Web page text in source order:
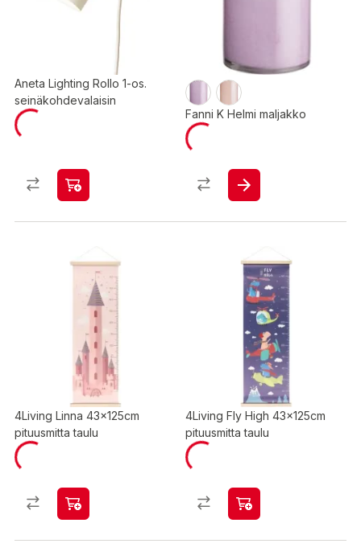
Aneta Lighting Rollo 1-os.
seinäkohdevalaisin
Fanni K Helmi maljakko
4Living Linna 43x125cm
pituusmitta taulu
4Living Fly High 43x125cm
pituusmitta taulu